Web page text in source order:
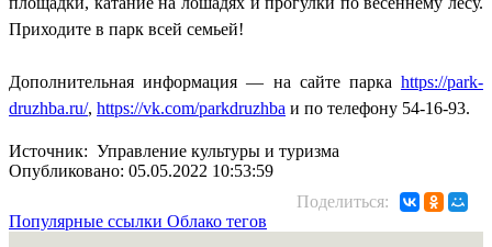
Приходите в парк всей семьей!
Дополнительная информация — на сайте парка https://park-
druzhba.ru/, https://vk.com/parkdruzhba и по телефону 54-16-93.
Источник: Управление культуры и туризма
Опубликовано: 05.05.2022 10:53:59
Поделиться:
Популярные ссылки Облако тегов